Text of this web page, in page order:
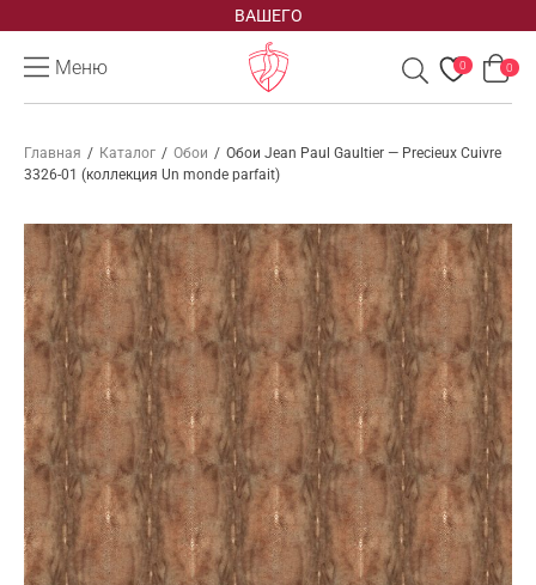
ВАШЕГО
Меню 0 0
Главная / Каталог / Обои / Обои Jean Paul Gaultier — Precieux Cuivre
3326-01 (коллекция Un monde parfait)